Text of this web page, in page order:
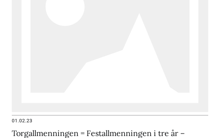
01.02.23
Torgallmenningen = Festallmenningen i tre år –